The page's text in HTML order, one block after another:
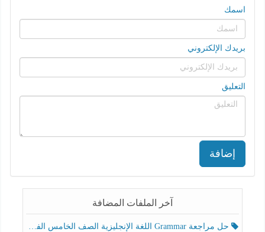
اسمك
بريدك الإلكتروني
التعليق
إضافة
آخر الملفات المضافة
حل مراجعة Grammar اللغة الإنجليزية الصف الخامس الفصل الثالث